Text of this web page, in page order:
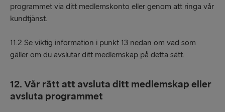
programmet via ditt medlemskonto eller genom att ringa vår
kundtjänst.
11.2 Se viktig information i punkt 13 nedan om vad som
gäller om du avslutar ditt medlemskap på detta sätt.
12. Vår rätt att avsluta ditt medlemskap eller
avsluta programmet